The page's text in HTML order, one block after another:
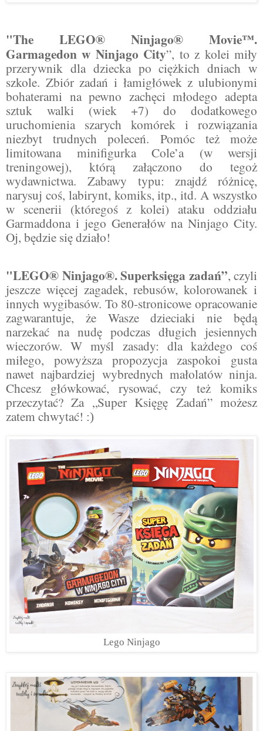
"The LEGO® Ninjago® Movie™.
Garmagedon w Ninjago City”, to z kolei miły
przerywnik dla dziecka po ciężkich dniach w
szkole. Zbiór zadań i łamigłówek z ulubionymi
bohaterami na pewno zachęci młodego adepta
sztuk walki (wiek +7) do dodatkowego
uruchomienia szarych komórek i rozwiązania
niezbyt trudnych poleceń. Pomóc też może
limitowana minifigurka Cole’a (w wersji
treningowej), którą załączono do tegoż
wydawnictwa. Zabawy typu: znajdź różnicę,
narysuj coś, labirynt, komiks, itp., itd. A wszystko
w scenerii (któregoś z kolei) ataku oddziału
Garmaddona i jego Generałów na Ninjago City.
Oj, będzie się działo!
"LEGO® Ninjago®. Superksięga zadań”, czyli
jeszcze więcej zagadek, rebusów, kolorowanek i
innych wygibasów. To 80-stronicowe opracowanie
zagwarantuje, że Wasze dzieciaki nie będą
narzekać na nudę podczas długich jesiennych
wieczorów. W myśl zasady: dla każdego coś
miłego, powyższa propozycja zaspokoi gusta
nawet najbardziej wybrednych małolatów ninja.
Chcesz główkować, rysować, czy też komiks
przeczytać? Za „Super Księgę Zadań” możesz
zatem chwytać! :)
Lego Ninjago